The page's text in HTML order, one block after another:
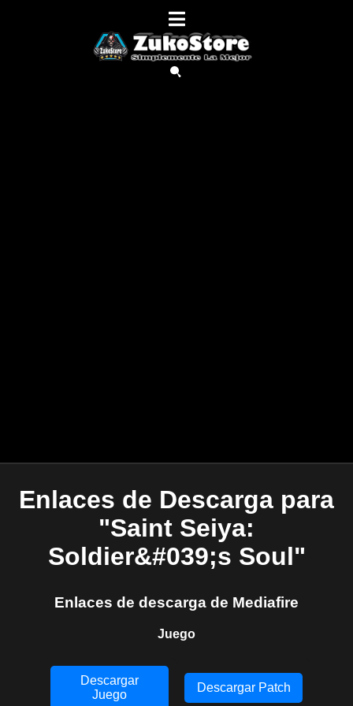
Enlaces de Descarga para
"Saint Seiya:
Soldier&#039;s Soul"
Enlaces de descarga de Mediafire
Juego
Descargar
Juego
Descargar Patch